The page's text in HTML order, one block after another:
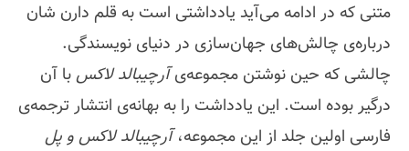
متنی که در ادامه می‌آید یادداشتی است به قلم دارن شان
درباره‌ی چالش‌های جهان‌سازی در دنیای نویسندگی.
چالشی که حین نوشتن مجموعه‌یآرچیبالد لاکسبا آن
درگیر بوده است. این یادداشت را به بهانه‌ی انتشار ترجمه‌ی
فارسی اولین جلد از این مجموعه،آرچیبالد لاکس و پل